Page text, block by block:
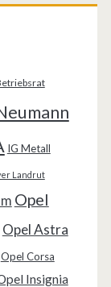
IG Metall
Landrut
Opel
Opel Astra
Opel Corsa
Insignia